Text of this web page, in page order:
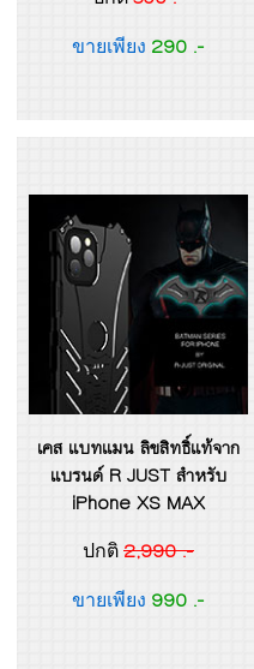
ขายเพียง 290 .-
เคส แบทแมน ลิขสิทธิ์แท้จาก
แบรนด์ R JUST สำหรับ
iPhone XS MAX
ปกติ 2,990 .-
ขายเพียง 990 .-